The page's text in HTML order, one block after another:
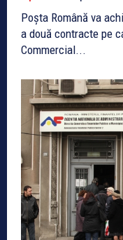
Poșta Română va
a două contracte pe
Commercial...